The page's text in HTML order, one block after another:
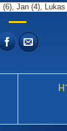
Jan (4),